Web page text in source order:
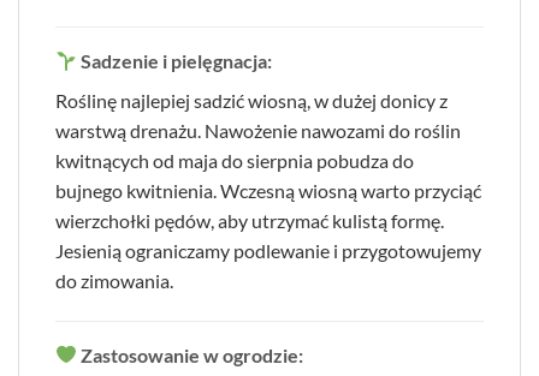
Sadzenie i pielęgnacja:
Roślinę najlepiej sadzić wiosną, w dużej donicy z
warstwą drenażu. Nawożenie nawozami do roślin
kwitnących od maja do sierpnia pobudza do
bujnego kwitnienia. Wczesną wiosną warto przyciąć
wierzchołki pędów, aby utrzymać kulistą formę.
Jesienią ograniczamy podlewanie i przygotowujemy
do zimowania.
Zastosowanie w ogrodzie: